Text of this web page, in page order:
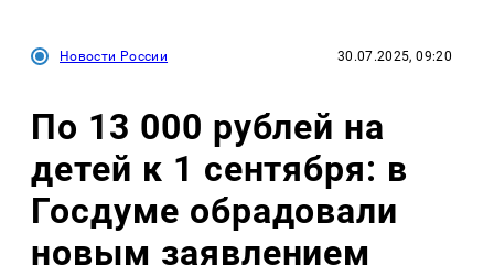
Новости России 30.07.2025, 09:20
По 13 000 рублей на
детей к 1 сентября: в
Госдуме обрадовали
новым заявлением